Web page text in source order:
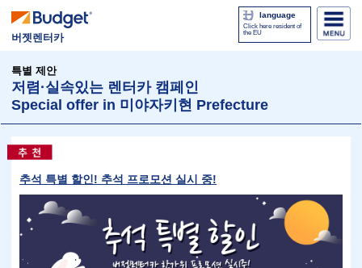
버젯렌터카
language
Click here resident of
the EU
특별 제안
저렴·실속있는 렌터카 캠페인
Special offer in 미야자키현 Prefecture
추석 특별 할인! 추석 프로모션 실시 중!